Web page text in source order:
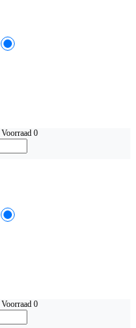
Voorraad 0
Voorraad 0